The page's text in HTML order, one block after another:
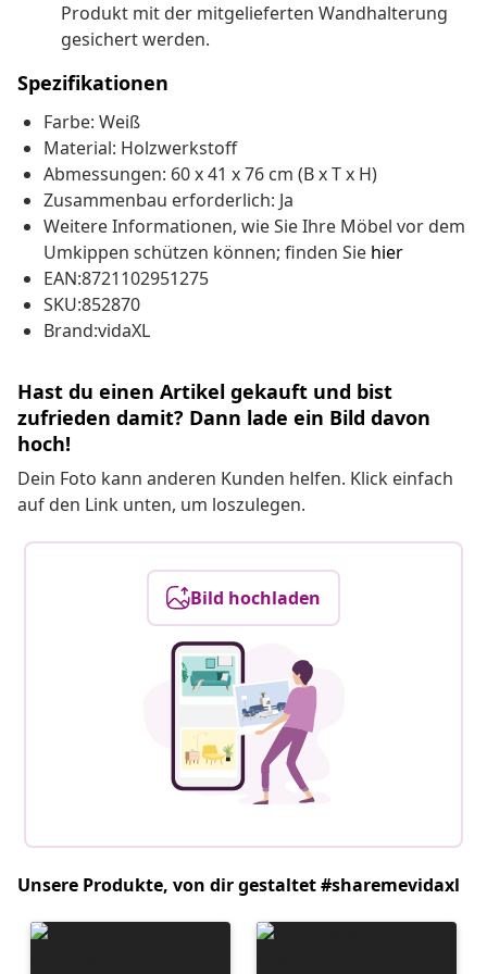
Produkt mit der mitgelieferten Wandhalterung
gesichert werden.
Spezifikationen
Farbe: Weiß
Material: Holzwerkstoff
Abmessungen: 60 x 41 x 76 cm (B x T x H)
Zusammenbau erforderlich: Ja
Weitere Informationen, wie Sie Ihre Möbel vor dem
Umkippen schützen können; finden Sie hier
EAN:8721102951275
SKU:852870
Brand:vidaXL
Hast du einen Artikel gekauft und bist
zufrieden damit? Dann lade ein Bild davon
hoch!
Dein Foto kann anderen Kunden helfen. Klick einfach
auf den Link unten, um loszulegen.
Bild hochladen
Unsere Produkte, von dir gestaltet #sharemevidaxl